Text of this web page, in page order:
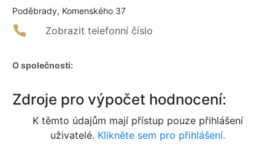
Poděbrady, Komenského 37
Zobrazit telefonní číslo
O společnosti:
Zdroje pro výpočet hodnocení:
K těmto údajům mají přístup pouze přihlášení
uživatelé. Klikněte sem pro přihlášení.